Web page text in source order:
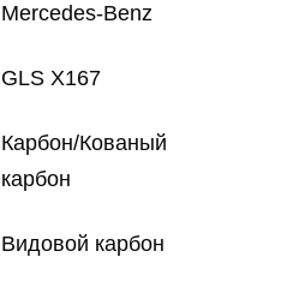
Mercedes-Benz
GLS X167
Карбон/Кованый
карбон
Видовой карбон